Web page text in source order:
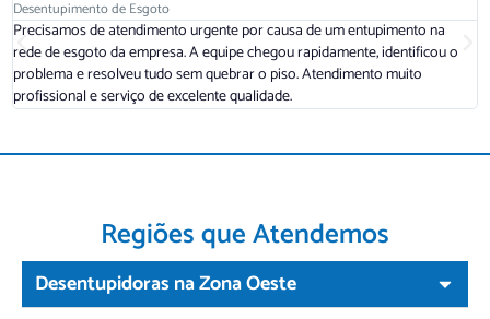
Desentupimento de Esgoto
Precisamos de atendimento urgente por causa de um entupimento na
rede de esgoto da empresa. A equipe chegou rapidamente, identificou o
problema e resolveu tudo sem quebrar o piso. Atendimento muito
profissional e serviço de excelente qualidade.
Regiões que Atendemos
Desentupidoras na Zona Oeste